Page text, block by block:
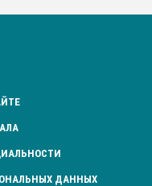
ДАННЫХ